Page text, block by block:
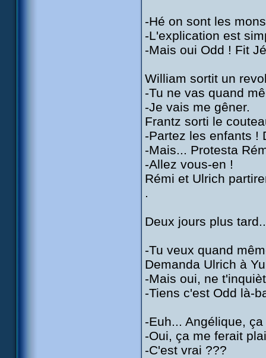
-Hé on sont les
-L'explication est
-Mais oui Odd ! Fit
William sortit un
-Tu ne vas quand
-Je vais me gêner.
Frantz sorti le
-Partez les enfants !
-Mais... Protesta
-Allez vous-en !
Rémi et Ulrich
.
Deux jours plus
-Tu veux quand
Demanda Ulrich à
-Mais oui, ne
-Tiens c'est Odd là-
-Euh... Angélique,
-Oui, ça me ferait
-C'est vrai ???